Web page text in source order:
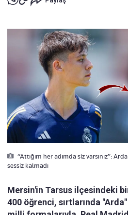
“Attığım her adımda siz varsınız”:
sessiz kalmadı
Mersin'in Tarsus ilçesindeki
400 öğrenci, sırtlarında "Arda"